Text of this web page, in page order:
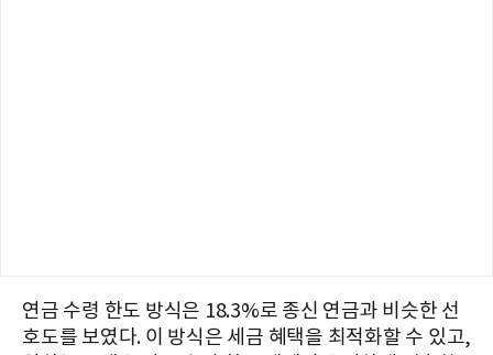
연금 수령 한도 방식은 18.3%로 종신 연금과 비슷한 선
호도를 보였다. 이 방식은 세금 혜택을 최적화할 수 있고,